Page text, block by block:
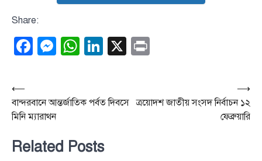
Share:
Facebook
Messenger
WhatsApp
LinkedIn
X
Post
navigation
⟵
বান্দরবানে আন্তর্জাতিক পর্বত দিবসে
মিনি ম্যারাথন
ত্রয়োদশ জাতীয় সংসদ নির্বাচন ১২
ফেব্রুয়ারি
⟶
Related Posts